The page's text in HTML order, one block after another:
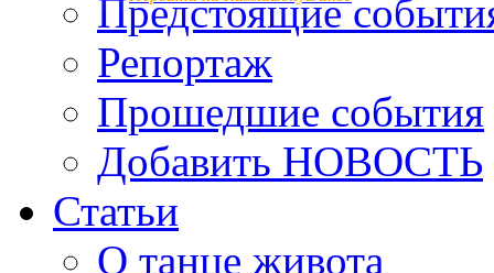
Предстоящие
Репортаж
Прошедшие события
Добавить НОВОСТЬ
Статьи
О танце живота